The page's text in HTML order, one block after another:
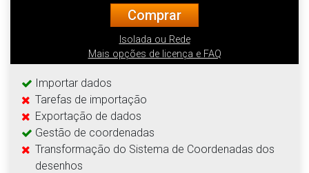
Comprar
Isolada ou Rede
Mais opções de licença e FAQ
Importar dados
Tarefas de importação
Exportação de dados
Gestão de coordenadas
Transformação do Sistema de Coordenadas dos
desenhos